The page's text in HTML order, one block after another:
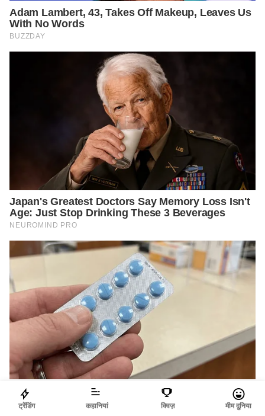
ट्रेंडिंग कहानियां क्विज़ मीम दुनिया